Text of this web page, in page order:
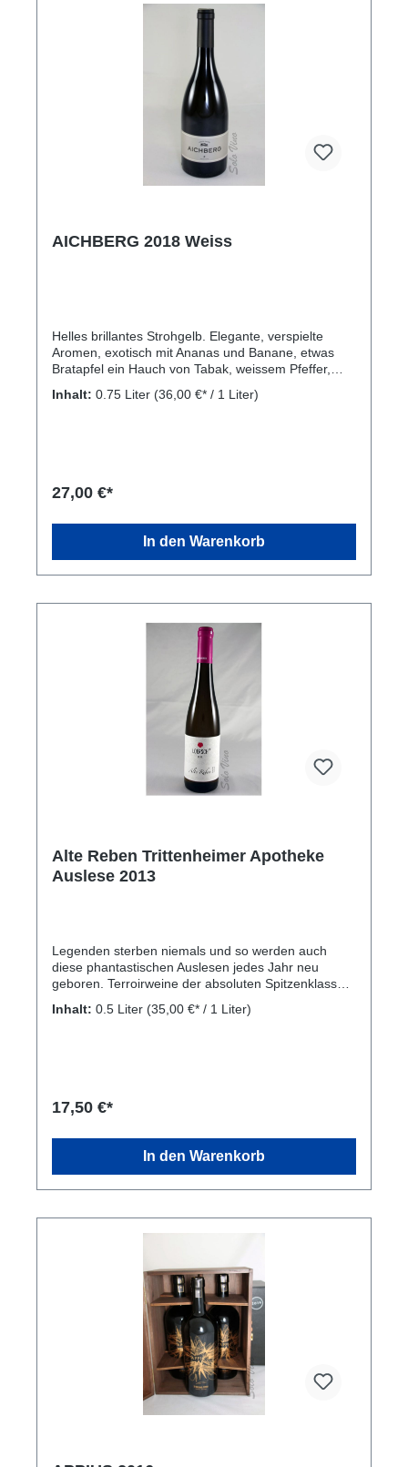
AICHBERG 2018 Weiss
Helles brillantes Strohgelb. Elegante, verspielte
Aromen, exotisch mit Ananas und Banane, etwas
Bratapfel ein Hauch von Tabak, weissem Pfeffer,
tiefgründig, geschmeidige saftige Fülle mit
Inhalt: 0.75 Liter (36,00 €* / 1 Liter)
27,00 €*
In den Warenkorb
Alte Reben Trittenheimer Apotheke
Auslese 2013
Legenden sterben niemals und so werden auch
diese phantastischen Auslesen jedes Jahr neu
geboren. Terroirweine der absoluten Spitzenklasse
Fruchtig-mineralisches Aromaspektrum, perfekte
Inhalt: 0.5 Liter (35,00 €* / 1 Liter)
17,50 €*
In den Warenkorb